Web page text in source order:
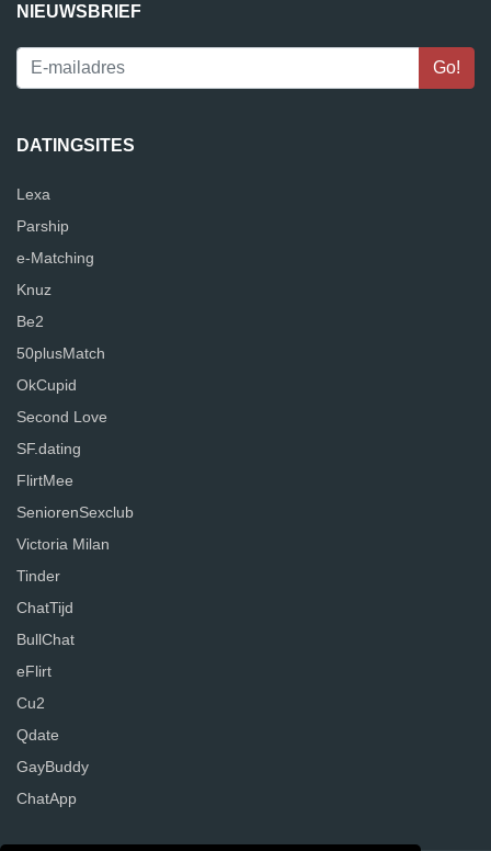
NIEUWSBRIEF
DATINGSITES
Lexa
Parship
e-Matching
Knuz
Be2
50plusMatch
OkCupid
Second Love
SF.dating
FlirtMee
SeniorenSexclub
Victoria Milan
Tinder
ChatTijd
BullChat
eFlirt
Cu2
Qdate
GayBuddy
ChatApp